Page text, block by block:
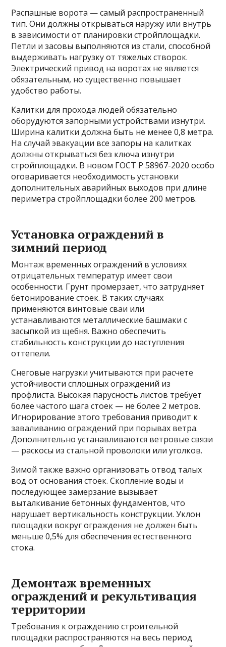
Распашные ворота — самый распространенный
тип. Они должны открываться наружу или внутрь
в зависимости от планировки стройплощадки.
Петли и засовы выполняются из стали, способной
выдерживать нагрузку от тяжелых створок.
Электрический привод на воротах не является
обязательным, но существенно повышает
удобство работы.
Калитки для прохода людей обязательно
оборудуются запорными устройствами изнутри.
Ширина калитки должна быть не менее 0,8 метра.
На случай эвакуации все запоры на калитках
должны открываться без ключа изнутри
стройплощадки. В новом ГОСТ Р 58967-2020 особо
оговаривается необходимость установки
дополнительных аварийных выходов при длине
периметра стройплощадки более 200 метров.
Установка ограждений в
зимний период
Монтаж временных ограждений в условиях
отрицательных температур имеет свои
особенности. Грунт промерзает, что затрудняет
бетонирование стоек. В таких случаях
применяются винтовые сваи или
устанавливаются металлические башмаки с
засыпкой из щебня. Важно обеспечить
стабильность конструкции до наступления
оттепели.
Снеговые нагрузки учитываются при расчете
устойчивости сплошных ограждений из
профлиста. Высокая парусность листов требует
более частого шага стоек — не более 2 метров.
Игнорирование этого требования приводит к
заваливанию ограждений при порывах ветра.
Дополнительно устанавливаются ветровые связи
— раскосы из стальной проволоки или уголков.
Зимой также важно организовать отвод талых
вод от основания стоек. Скопление воды и
последующее замерзание вызывает
выталкивание бетонных фундаментов, что
нарушает вертикальность конструкции. Уклон
площадки вокруг ограждения не должен быть
меньше 0,5% для обеспечения естественного
стока.
Демонтаж временных
ограждений и рекультивация
территории
Требования к ограждению строительной
площадки распространяются на весь период